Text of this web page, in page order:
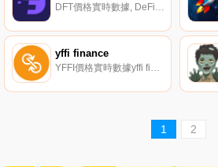
DFT價格實時數據, DeFiat（DFT）被描述為一種具有多層忠誠度獎勵系統的完全治理、通貨緊縮的ERC-20代幣。每次交易DFT時,交易中的一筆金額將被收取費用,另一筆金額則被永久燒毀；隨著時間的推移,供應自然減少。DFT的持有者在網絡決策中被授予比例投票權,例如設置焚燒和收費率.
yffi finance
YFFI價格實時數據yffi finance（YFFI）是一種加密貨幣,在以太坊平臺上運行。yffi finance的當前電源為0。yffi finance的最后已知價格為0.81653994美元,在過去24小時內上漲了0.00.
1 2